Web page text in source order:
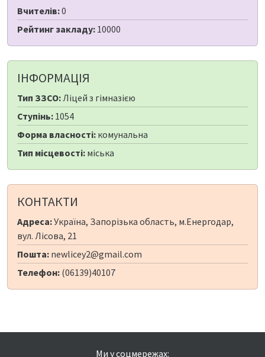
Вчителів:0
Рейтинг закладу: 10000
ІНФОРМАЦІЯ
Тип ЗЗСО:Ліцей з гімназією
Ступінь: 1054
Форма власності: комунальна
Тип місцевості: міська
КОНТАКТИ
Адреса:Україна, Запорізька область, м.Енергодар,
вул. Лісова, 21
Пошта: newlicey2@gmail.com
Телефон: (06139)40107
Ми у соцмережах: